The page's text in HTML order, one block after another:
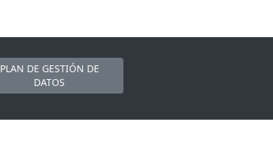
PLAN DE GESTIÓN DE
DATOS